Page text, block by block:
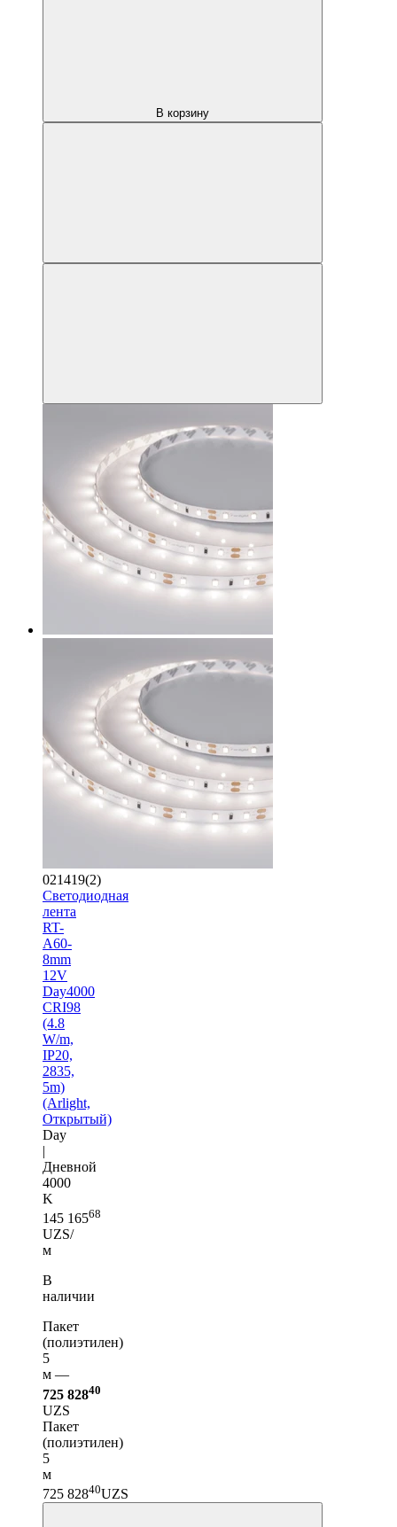
В корзину
021419(2)
Светодиодная
лента
RT-
A60-
8mm
12V
Day4000
CRI98
(4.8
W/m,
IP20,
2835,
5m)
(Arlight,
Открытый)
Day
|
Дневной
4000
K
145 16568
UZS/
м
В
наличии
Пакет
(полиэтилен)
5
м —
725 82840
UZS
Пакет
(полиэтилен)
5
м
725 82840UZS